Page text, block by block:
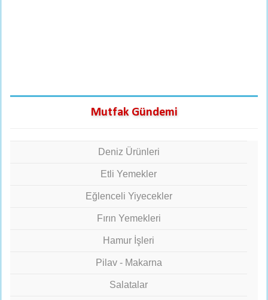
Mutfak Gündemi
Deniz Ürünleri
Etli Yemekler
Eğlenceli Yiyecekler
Fırın Yemekleri
Hamur İşleri
Pilav - Makarna
Salatalar